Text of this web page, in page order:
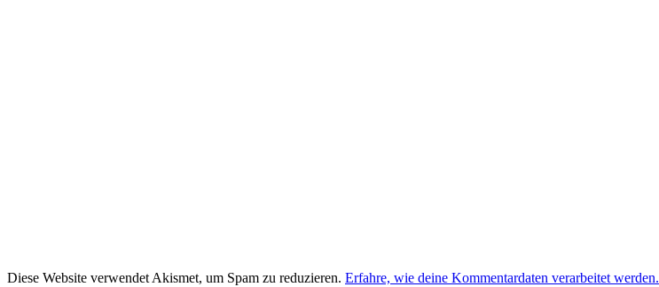
Diese Website verwendet Akismet, um Spam zu reduzieren. Erfahre, wie deine Kommentardaten verarbeitet werden.